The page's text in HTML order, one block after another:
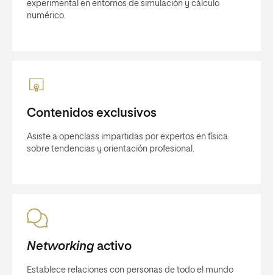
experimental en entornos de simulación y cálculo
numérico.
Contenidos exclusivos
Asiste a openclass impartidas por expertos en física
sobre tendencias y orientación profesional.
Networkingactivo
Establece relaciones con personas de todo el mundo